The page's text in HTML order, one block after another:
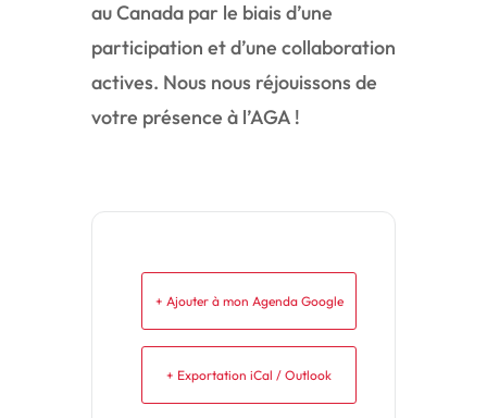
au Canada par le biais d’une
participation et d’une collaboration
actives. Nous nous réjouissons de
votre présence à l’AGA !
+ Ajouter à mon Agenda Google
+ Exportation iCal / Outlook